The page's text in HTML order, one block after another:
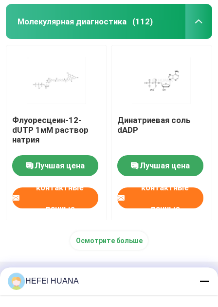
Молекулярная диагностика (112)
Флуоресцеин-12-
dUTP 1мМ раствор
натрия
Лучшая цена
контактные
данные
Динатриевая соль
dADP
Лучшая цена
контактные
данные
Осмотрите больше
контактные данные
Карта сайта
Политика конфиденциальности
HEFEI HUANA